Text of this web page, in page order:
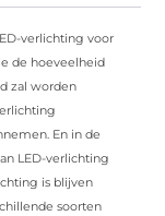
verlichting voor
de hoeveelheid
zal worden
En in de
LED-verlichting
is blijven
soorten